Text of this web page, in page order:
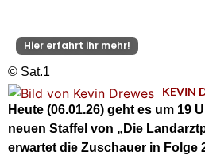
Hier erfahrt ihr mehr!
© Sat.1
KEVIN
Heute (06.01.26) geht es um 19
neuen Staffel von „Die
erwartet die Zuschauer in Folge